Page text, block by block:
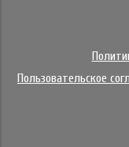
Пользовательское